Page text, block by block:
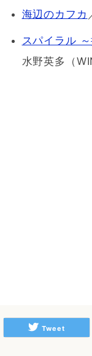
海辺のカフカ
スパイラル
水野英多（
Tweet